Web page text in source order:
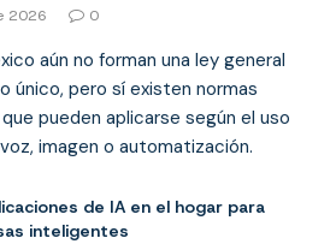
2026 0
aún no forman una ley general
único, pero sí existen normas
pueden aplicarse según el uso
imagen o automatización.
de IA en el hogar para
inteligentes